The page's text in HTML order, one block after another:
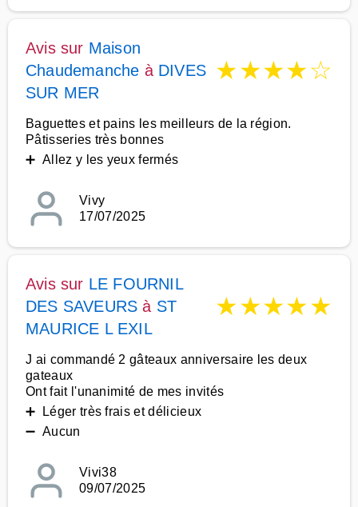
Avis sur Maison
Chaudemanche à DIVES
SUR MER
★★★★☆
Baguettes et pains les meilleurs de la région.
Pâtisseries très bonnes
➕ Allez y les yeux fermés
Vivy
17/07/2025
Avis sur LE FOURNIL
DES SAVEURS à ST
MAURICE L EXIL
★★★★★
J ai commandé 2 gâteaux anniversaire les deux
gateaux
Ont fait l'unanimité de mes invités
➕ Léger très frais et délicieux
➖ Aucun
Vivi38
09/07/2025